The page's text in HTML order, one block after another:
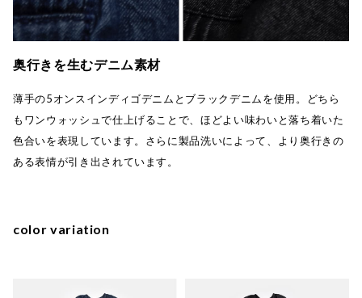
奥行きを生むデニム素材
薄手の5オンスインディゴデニムとブラックデニムを使用。どちら
もワンウォッシュで仕上げることで、ほどよい味わいと落ち着いた
色合いを表現しています。さらに製品洗いによって、より奥行きの
ある表情が引き出されています。
color variation